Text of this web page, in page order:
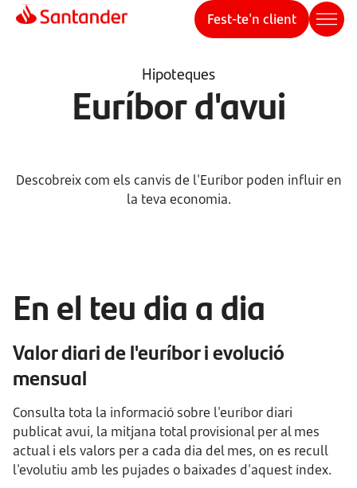
Fest-te'n client
Hipoteques
Euríbor d'avui
Descobreix com els canvis de l'Euríbor poden influir en
la teva economia.
En el teu dia a dia
Valor diari de l'euríbor i evolució
mensual
Consulta tota la informació sobre l'euríbor diari
publicat avui, la mitjana total provisional per al mes
actual i els valors per a cada dia del mes, on es recull
l'evolutiu amb les pujades o baixades d'aquest índex.